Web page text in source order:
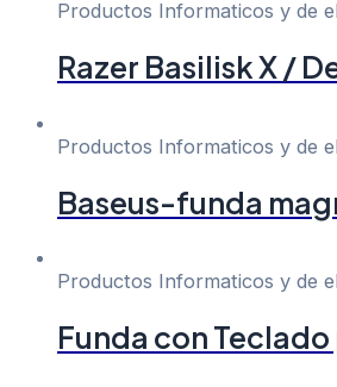
Productos Informaticos y de
Razer Basilisk X /
Productos Informaticos y de
Baseus-funda
Productos Informaticos y de
Funda con